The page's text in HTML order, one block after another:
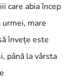
care abia încep
mare
învețe este
până la vârsta